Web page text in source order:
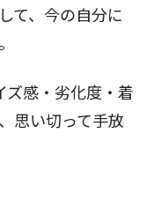
て、今の自分に
ズ感・劣化度・着
思い切って手放